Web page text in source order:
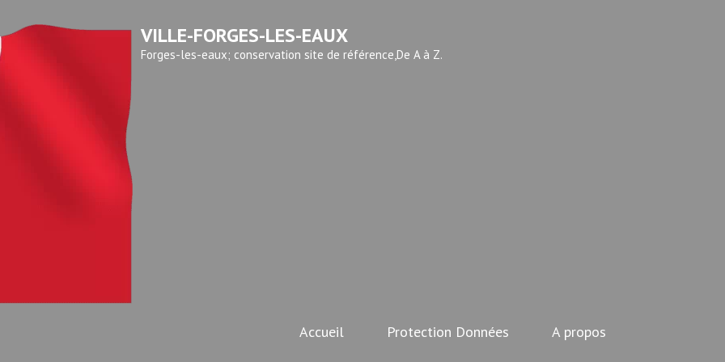
VILLE-FORGES-LES-EAUX
Forges-les-eaux; conservation site de référence,De A à Z.
Accueil Protection Données A propos